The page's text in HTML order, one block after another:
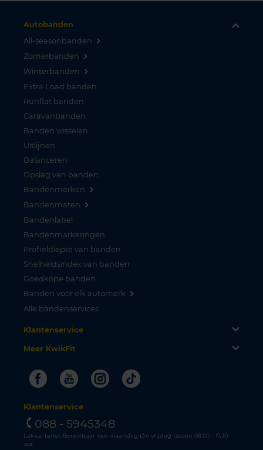
Autobanden
All-seasonbanden
Zomerbanden
Winterbanden
Extra Load banden
Runflat banden
Caravanbanden
Banden wisselen
Uitlijnen
Balanceren
Opslag van banden
Bandenmerken
Bandenmaten
Bandenlabel
Bandenmarkeringen
Profieldiepte van banden
Snelheidsindex van banden
Goedkope banden
Banden voor elk automerk
Alle bandenservices
Klantenservice
Meer KwikFit
FacebookYoutubeInstagram
Tiktok
Klantenservice
088 - 5945348
Lokaal tarief. Bereikbaar van maandag t/m vrijdag tussen 08.00 - 17.30
uur.